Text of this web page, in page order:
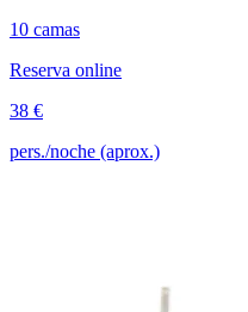
10 camas
Reserva online
38 €
pers./noche (aprox.)